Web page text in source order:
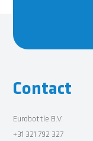
Contact
Eurobottle B.V.
+31 321 792 327